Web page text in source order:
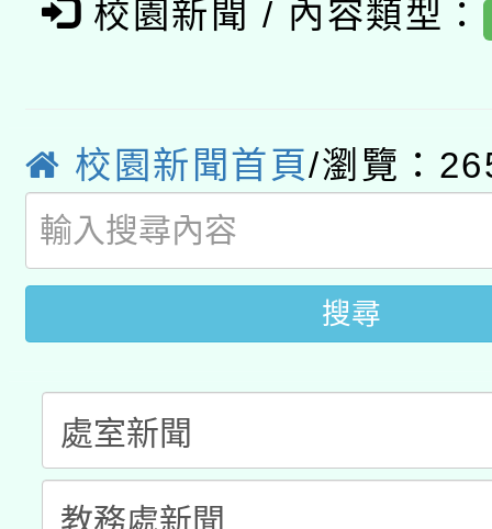
轉知經濟部水利署委託
用水績優單位及節水達
動」
桃園市孔廟祈福系列
開 智慧啟航」
2026年桃園地景藝術
校園新聞 / 內容類型：
校園新聞首頁/瀏覽：
搜尋